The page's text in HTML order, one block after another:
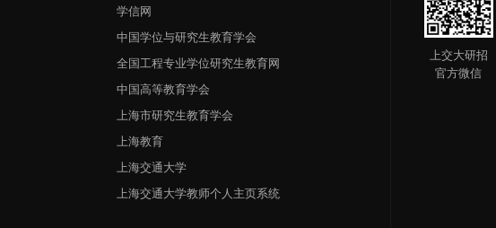
学信网
中国学位与研究生教育学会
全国工程专业学位研究生教育网
中国高等教育学会
上海市研究生教育学会
上海教育
上海交通大学
上海交通大学教师个人主页系统
上交大研招
官方微信